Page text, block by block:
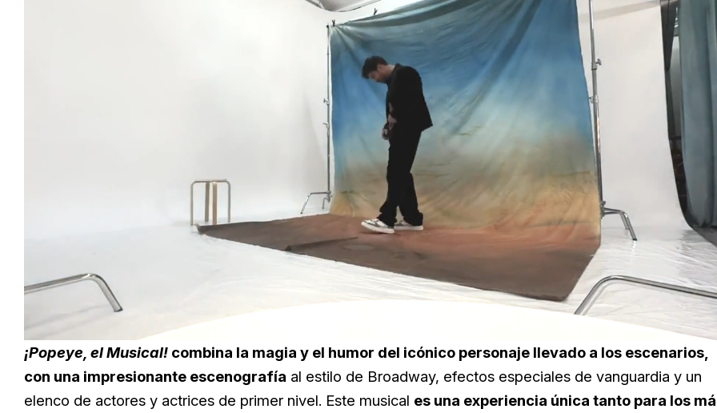
¡Popeye, el Musical! combina la magia y el humor del icónico personaje llevado a los escenarios,
con una impresionante escenografía al estilo de Broadway, efectos especiales de vanguardia y un
elenco de actores y actrices de primer nivel. Este musical es una experiencia única tanto para los